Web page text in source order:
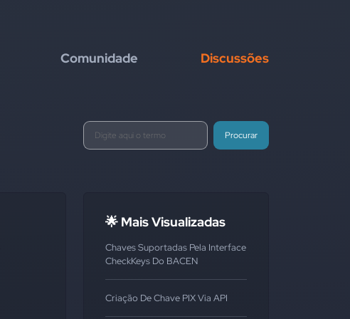
Comunidade Discussões
Procurar
🌟 Mais Visualizadas
Chaves Suportadas Pela Interface
CheckKeys Do BACEN
Criação De Chave PIX Via API